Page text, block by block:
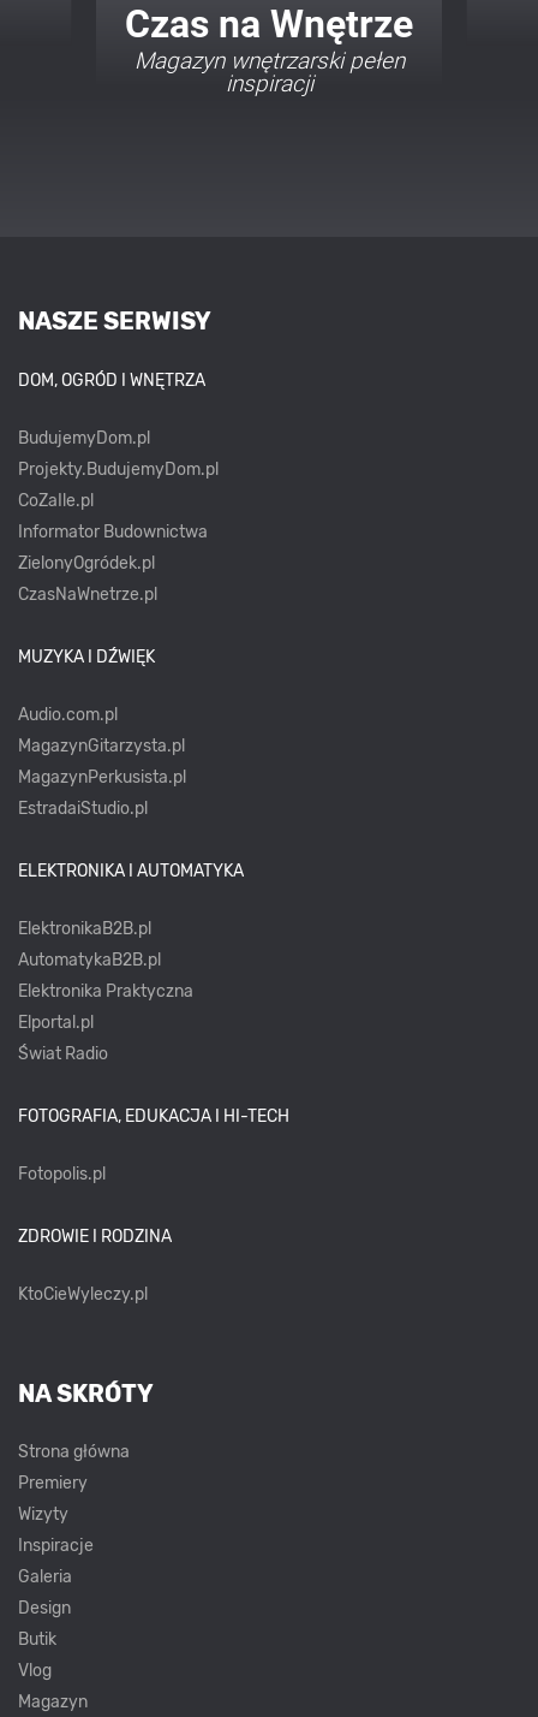
Twój Dom Twój Styl
Porady i inspiracje w
najmodniejszych stylach
NASZE SERWISY
DOM, OGRÓD I WNĘTRZA
BudujemyDom.pl
Projekty.BudujemyDom.pl
CoZaIle.pl
Informator Budownictwa
ZielonyOgródek.pl
CzasNaWnetrze.pl
MUZYKA I DŹWIĘK
Audio.com.pl
MagazynGitarzysta.pl
MagazynPerkusista.pl
EstradaiStudio.pl
ELEKTRONIKA I AUTOMATYKA
ElektronikaB2B.pl
AutomatykaB2B.pl
Elektronika Praktyczna
Elportal.pl
Świat Radio
FOTOGRAFIA, EDUKACJA I HI-TECH
Fotopolis.pl
ZDROWIE I RODZINA
KtoCieWyleczy.pl
NA SKRÓTY
Strona główna
Premiery
Wizyty
Inspiracje
Galeria
Design
Butik
Vlog
Magazyn